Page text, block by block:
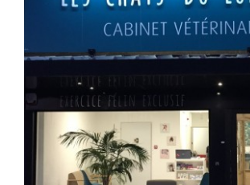
Cabinet vétérinaire Cavaillon
Posté le 04 jan. 2019